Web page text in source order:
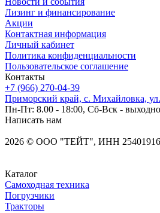
Лизинг и финансирование
Акции
Контактная информация
Личный кабинет
Политика конфиденциальности
Пользовательское соглашение
Контакты
+7 (966) 270-04-39
Приморский край, с. Михайловка,
Пн-Пт: 8.00 - 18:00, Сб-Вск -
Написать нам
2026 © OOO "ТЕЙТ", ИНН
Каталог
Самоходная техника
Погрузчики
Тракторы